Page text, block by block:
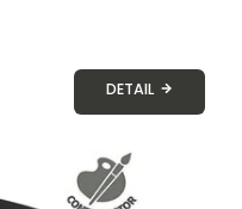
DETAIL